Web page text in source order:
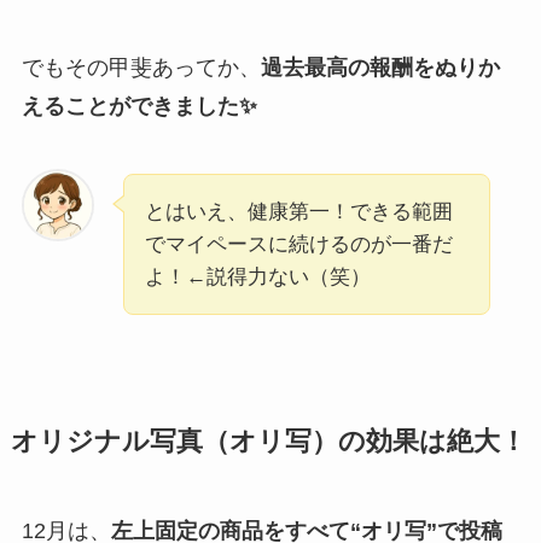
でもその甲斐あってか、 過去最高の報酬をぬりか
えることができました✨
とはいえ、健康第一！できる範囲
でマイペースに続けるのが一番だ
よ！←説得力ない（笑）
オリジナル写真（オリ写）の効果は絶大！
12月は、 左上固定の商品をすべて“オリ写”で投稿